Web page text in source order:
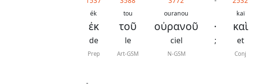
ék
ἐκ
de
Prep
tou
τοῦ
le
Art-GSM
ouranou
οὐρανοῦ
ciel
N-GSM
·
;
kaï
καὶ
et
Conj